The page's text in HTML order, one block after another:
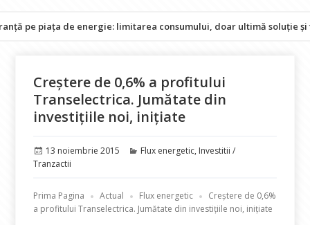
piața de energie: limitarea consumului, doar ultimă soluție și fără
Creștere de 0,6% a profitului
Transelectrica. Jumătate din
investițiile noi, inițiate
Publicat
pe
13 noiembrie 2015 Categorii
Flux energetic, Investitii /
Tranzactii
Prima Pagina Actual Flux energetic
Creștere de 0,6%
a profitului Transelectrica. Jumătate din investițiile noi, inițiate